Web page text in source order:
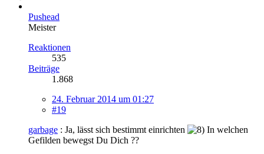
Pushead
Meister
Reaktionen
535
Beiträge
1.868
24. Februar 2014 um 01:27
#19
garbage : Ja, lässt sich bestimmt einrichten
In welchen
Gefilden bewegst Du Dich ??